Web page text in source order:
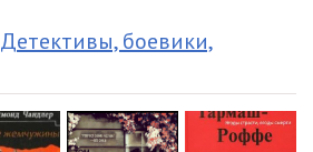
Детективы, боевики,